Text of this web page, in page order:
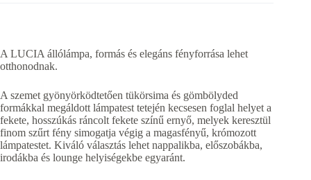
A LUCIA állólámpa, formás és elegáns fényforrása lehet
otthonodnak.
A szemet gyönyörködtetően tükörsima és gömbölyded
formákkal megáldott lámpatest tetején kecsesen foglal helyet a
fekete, hosszúkás ráncolt fekete színű ernyő, melyek keresztül
finom szűrt fény simogatja végig a magasfényű, krómozott
lámpatestet. Kiváló választás lehet nappalikba, előszobákba,
irodákba és lounge helyiségekbe egyaránt.